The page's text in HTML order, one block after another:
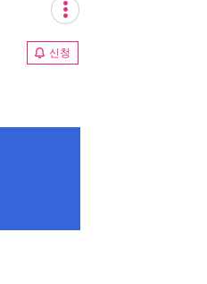
신청